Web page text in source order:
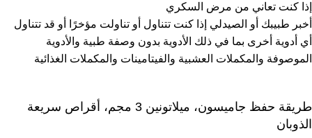
إذا كنت تعاني من مرض السكري
أخبر طبيبك أو الصيدلي إذا كنت تتناول أو تناولت مؤخرًا أو قد تتناول
أي أدوية أخرى بما في ذلك الأدوية بدون وصفة طبية والأدوية
الموصوفة والمكملات العشبية والفيتامينات والمكملات الغذائية
طريقة حفظ جاميسون، ميلاتونين 3 مجم، أقراص سريعة
الذوبان